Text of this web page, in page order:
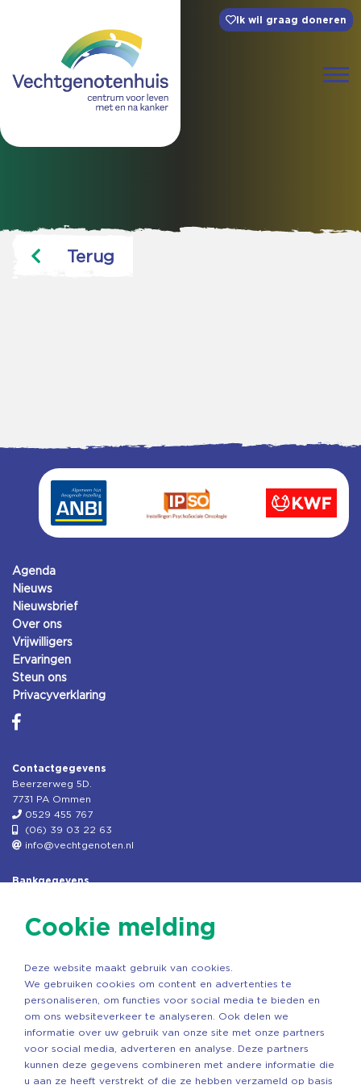
Ik wil graag doneren
Terug
Agenda
Nieuws
Nieuwsbrief
Over ons
Vrijwilligers
Ervaringen
Steun ons
Privacyverklaring
Contactgegevens
Beerzerweg 5D.
7731 PA Ommen
0529 455 767
(06) 39 03 22 63
info@vechtgenoten.nl
Bankgegevens
Rek.nr: NL85RABO0127579230
Copyright ©2026 Vechtgenoten
Cookie melding
Deze website maakt gebruik van cookies.
We gebruiken cookies om content en advertenties te
personaliseren, om functies voor social media te bieden en
om ons websiteverkeer te analyseren. Ook delen we
informatie over uw gebruik van onze site met onze partners
voor social media, adverteren en analyse. Deze partners
kunnen deze gegevens combineren met andere informatie die
u aan ze heeft verstrekt of die ze hebben verzameld op basis